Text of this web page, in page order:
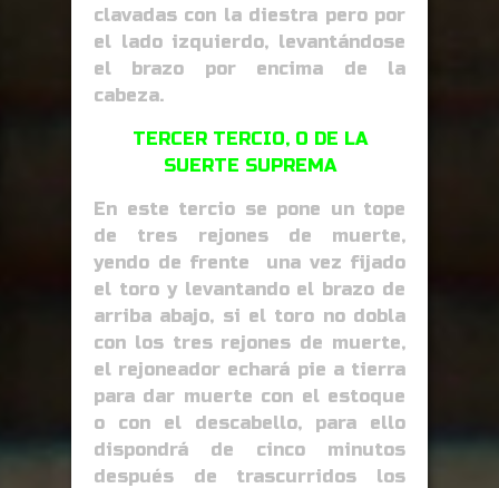
clavadas con la diestra pero por
el lado izquierdo, levantándose
el brazo por encima de la
cabeza.
TERCER TERCIO, O DE LA
SUERTE SUPREMA
En este tercio se pone un tope
de tres rejones de muerte,
yendo de frente una vez fijado
el toro y levantando el brazo de
arriba abajo, si el toro no dobla
con los tres rejones de muerte,
el rejoneador echará pie a tierra
para dar muerte con el estoque
o con el descabello, para ello
dispondrá de cinco minutos
después de trascurridos los